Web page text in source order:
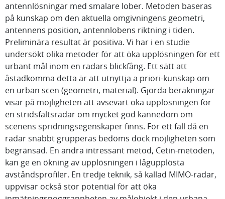
antennlösningar med smalare lober. Metoden baseras
på kunskap om den aktuella omgivningens geometri,
antennens position, antennlobens riktning i tiden.
Preliminära resultat är positiva. Vi har i en studie
undersökt olika metoder för att öka upplösningen för ett
urbant mål inom en radars blickfång. Ett sätt att
åstadkomma detta är att utnyttja a priori-kunskap om
en urban scen (geometri, material). Gjorda beräkningar
visar på möjligheten att avsevärt öka upplösningen för
en stridsfältsradar om mycket god kännedom om
scenens spridningsegenskaper finns. För ett fall då en
radar snabbt grupperas bedöms dock möjligheten som
begränsad. En andra intressant metod, Cetin-metoden,
kan ge en ökning av upplösningen i lågupplösta
avståndsprofiler. En tredje teknik, så kallad MIMO-radar,
uppvisar också stor potential för att öka